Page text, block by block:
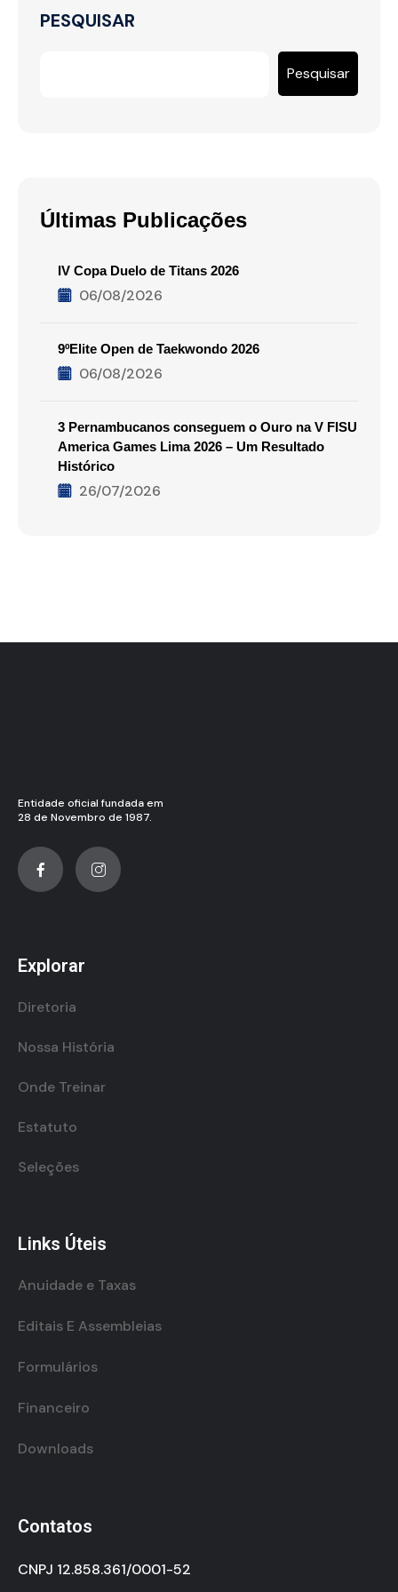
PESQUISAR
Pesquisar
Últimas Publicações
IV Copa Duelo de Titans 2026
06/08/2026
9ºElite Open de Taekwondo 2026
06/08/2026
3 Pernambucanos conseguem o Ouro na V FISU
America Games Lima 2026 – Um Resultado
Histórico
26/07/2026
Entidade oficial fundada em
28 de Novembro de 1987.
Explorar
Diretoria
Nossa História
Onde Treinar
Estatuto
Seleções
Links Úteis
Anuidade e Taxas
Editais E Assembleias
Formulários
Financeiro
Downloads
Contatos
CNPJ 12.858.361/0001-52